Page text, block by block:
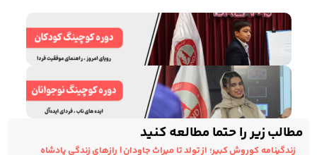
مطالب زیر را حتما مطالعه کنید
زندگینامه کوروش کبیر؛ از تولد تا میراث جاودان | رازهای زندگی پادشاه